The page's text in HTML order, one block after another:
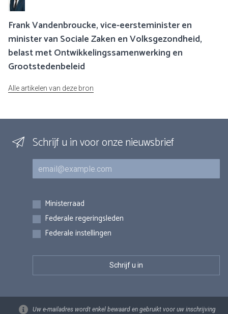
Frank Vandenbroucke, vice-eersteminister en
minister van Sociale Zaken en Volksgezondheid,
belast met Ontwikkelingssamenwerking en
Grootstedenbeleid
Alle artikelen van deze bron
Schrijf u in voor onze nieuwsbrief
E-mail
Inschrijvingen
Ministerraad
Federale regeringsleden
Federale instellingen
Uw e-mailadres wordt enkel bewaard en gebruikt voor uw inschrijving